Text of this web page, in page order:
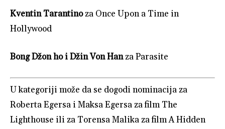
Kventin Tarantinoza Once Upon a Time in
Hollywood
Bong Džon ho i Džin Von Hanza Parasite
U kategoriji može da se dogodi nominacija za
Roberta Egersa i Maksa Egersa za film The
Lighthouse ili za Torensa Malika za film A Hidden